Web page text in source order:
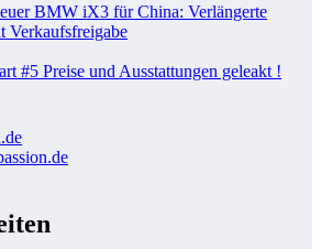
BMW iX3 für China: Verlängerte
Verkaufsfreigabe
#5 Preise und Ausstattungen geleakt !